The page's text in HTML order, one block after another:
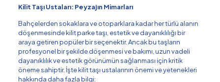
Kilit Taşı Ustaları: Peyzajın Mimarları
Bahçelerden sokaklara ve otoparklara kadar her türlü alanın
döşenmesinde kilit parke taşı, estetik ve dayanıklılığı bir
araya getiren popüler bir seçenektir. Ancak bu taşların
profesyonel bir şekilde döşenmesi ve bakımı, uzun vadeli
dayanıklılık ve estetik görünümün sağlanması için kritik
öneme sahiptir. İşte kilit taşı ustalarının önemi ve yetenekleri
hakkında daha fazla bilgi: